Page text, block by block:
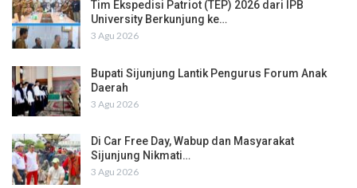
Tim Ekspedisi Patriot (TEP) 2026 dari IPB
University Berkunjung ke…
3 Agu 2026
Bupati Sijunjung Lantik Pengurus Forum Anak
Daerah
3 Agu 2026
Di Car Free Day, Wabup dan Masyarakat
Sijunjung Nikmati…
3 Agu 2026